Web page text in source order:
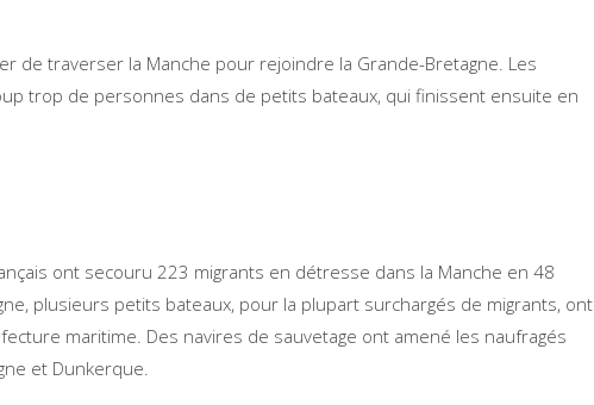
de traverser la Manche pour rejoindre la Grande-Bretagne. Les
trop de personnes dans de petits bateaux, qui finissent ensuite en
ont secouru 223 migrants en détresse dans la Manche en 48
plusieurs petits bateaux, pour la plupart surchargés de migrants, ont
maritime. Des navires de sauvetage ont amené les naufragés
et Dunkerque.